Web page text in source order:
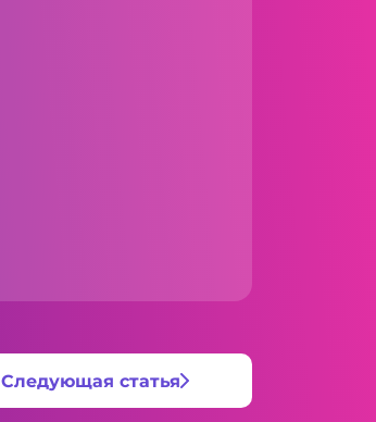
Следующая статья